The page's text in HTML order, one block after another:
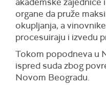
organe da pruže
okupljanja, a
procesuiraju i izvedu
Tokom popodneva u
ispred sudazbog
Novom Beogradu.